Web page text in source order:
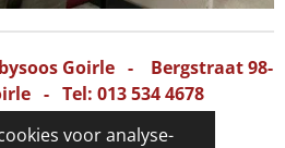
voor analyse-
Goirle - Bergstraat98-
- Tel: 013 534 4678